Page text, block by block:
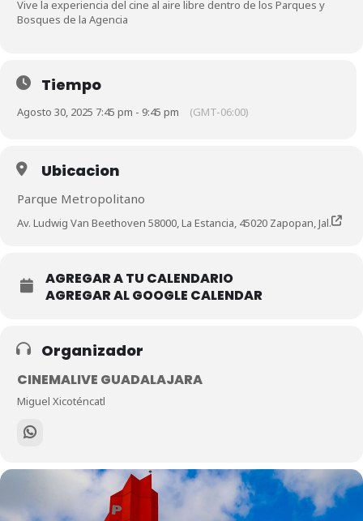
Vive la experiencia del cine al aire libre dentro de los Parques y
Bosques de la Agencia
Tiempo
Agosto 30, 2025 7:45 pm - 9:45 pm (GMT-06:00)
Ubicacion
Parque Metropolitano
Av. Ludwig Van Beethoven 58000, La Estancia, 45020 Zapopan, Jal.
AGREGAR A TU CALENDARIO
AGREGAR AL GOOGLE CALENDAR
Organizador
CINEMALIVE GUADALAJARA
Miguel Xicoténcatl